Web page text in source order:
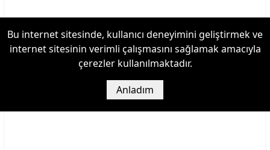
Bu internet sitesinde, kullanıcı deneyimini geliştirmek ve
internet sitesinin verimli çalışmasını sağlamak amacıyla
çerezler kullanılmaktadır.
Anladım